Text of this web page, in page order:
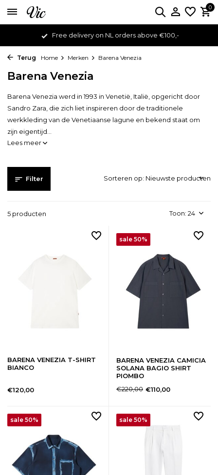
0
Free delivery on NL orders above €100,-
Terug Home Merken Barena Venezia
Barena Venezia
Barena Venezia werd in 1993 in Venetië, Italië, opgericht door
Sandro Zara, die zich liet inspireren door de traditionele
werkkleding van de Venetiaanse lagune en bekend staat om
zijn eigentijd...
Lees meer
Filter
5 producten Toon:
Sorteren op:
BARENA VENEZIA T-SHIRT
BIANCO
€120,00
sale 50%
BARENA VENEZIA CAMICIA
SOLANA BAGIO SHIRT
PIOMBO
€220,00 €110,00
sale 50% sale 50%